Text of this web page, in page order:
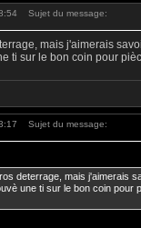
Sujet du message:
mais j'aimerais
ti sur le bon coin pour
Sujet du message:
deterrage, mais j'aimerais
une ti sur le bon coin pour